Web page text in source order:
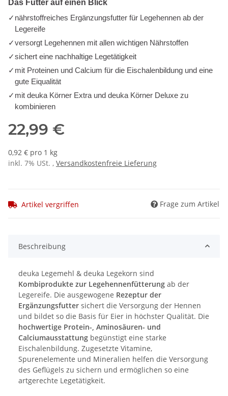
Das Futter auf einen Blick
✓ nährstoffreiches Ergänzungsfutter für Legehennen ab der
Legereife
✓versorgt Legehennen mit allen wichtigen Nährstoffen
✓sichert eine nachhaltige Legetätigkeit
✓ mit Proteinen und Calcium für die Eischalenbildung und eine
gute Eiqualität
✓ mit deuka Körner Extra und deuka Körner Deluxe zu
kombinieren
22,99 €
0,92 € pro 1 kg
inkl. 7% USt. , Versandkostenfreie Lieferung
Artikel vergriffen Frage zum Artikel
Beschreibung
deuka Legemehl & deuka Legekorn sind
Kombiprodukte zur Legehennenfütterung ab der
Legereife. Die ausgewogene Rezeptur der
Ergänzungsfutter sichert die Versorgung der Hennen
und bildet so die Basis für Eier in höchster Qualität. Die
hochwertige Protein-, Aminosäuren- und
Calciumausstattung begünstigt eine starke
Eischalenbildung. Zugesetzte Vitamine,
Spurenelemente und Mineralien helfen die Versorgung
des Geflügels zu sichern und ermöglichen so eine
artgerechte Legetätigkeit.